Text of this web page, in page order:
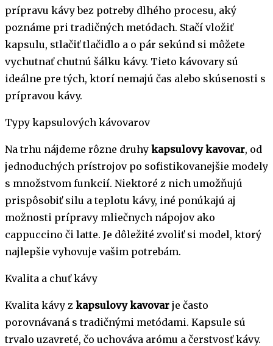
prípravu kávy bez potreby dlhého procesu, aký
poznáme pri tradičných metódach. Stačí vložiť
kapsulu, stlačiť tlačidlo a o pár sekúnd si môžete
vychutnať chutnú šálku kávy. Tieto kávovary sú
ideálne pre tých, ktorí nemajú čas alebo skúsenosti s
prípravou kávy.
Typy kapsulových kávovarov
Na trhu nájdeme rôzne druhy kapsulovy kavovar, od
jednoduchých prístrojov po sofistikovanejšie modely
s množstvom funkcií. Niektoré z nich umožňujú
prispôsobiť silu a teplotu kávy, iné ponúkajú aj
možnosti prípravy mliečnych nápojov ako
cappuccino či latte. Je dôležité zvoliť si model, ktorý
najlepšie vyhovuje vašim potrebám.
Kvalita a chuť kávy
Kvalita kávy z kapsulovy kavovar je často
porovnávaná s tradičnými metódami. Kapsule sú
trvalo uzavreté, čo uchováva arómu a čerstvosť kávy.